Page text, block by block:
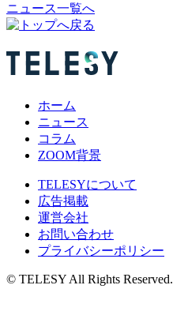
ニュース一覧へ
ホーム
ニュース
コラム
ZOOM背景
TELESYについて
広告掲載
運営会社
お問い合わせ
プライバシーポリシー
© TELESY All Rights Reserved.